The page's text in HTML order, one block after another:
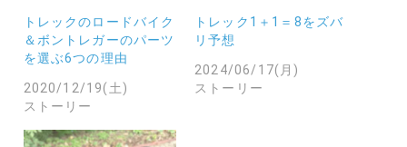
トレックのロードバイク
＆ボントレガーのパーツ
を選ぶ6つの理由
2020/12/19(土)
ストーリー
トレック1＋1＝8をズバ
リ予想
2024/06/17(月)
ストーリー